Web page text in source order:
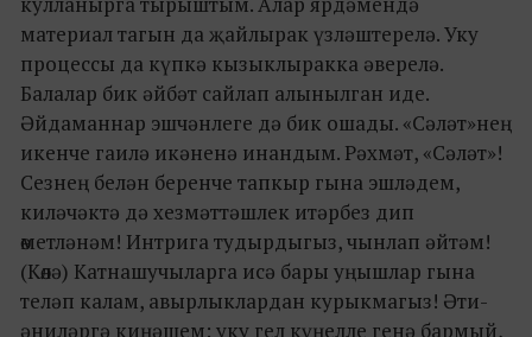
материал тагын да җайлырак үзләштерелә. Уку
процессы да күпкә кызыклыракка әверелә.
Балалар бик әйбәт сайлап алынылган иде.
Әйдаманнар эшчәнлеге дә бик ошады. «Сәләт»нең
икенче гаилә икәненә инандым. Рәхмәт, «Сәләт»!
Сезнең белән беренче тапкыр гына эшләдем,
киләчәктә дә хезмәттәшлек итәрбез дип
өметләнәм! Интрига тудырдыгыз, чынлап әйтәм!
(Көлә) Катнашучыларга исә бары уңышлар гына
теләп калам, авырлыклардан курыкмагыз! Әти-
әниләргә киңәшем: уку гел күңелле генә бармый,